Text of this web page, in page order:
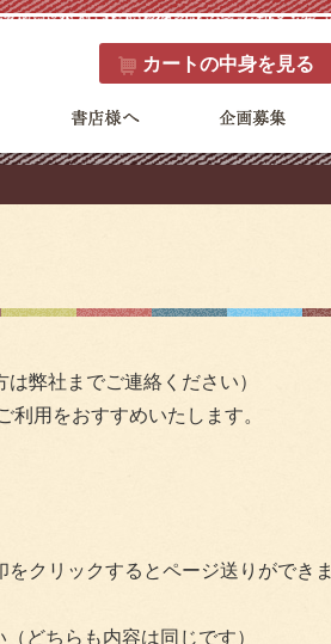
カートの中身を見る
弊社までご連絡ください）
用をおすすめいたします。
クリックするとページ送りができま
どちらも内容は同じです）